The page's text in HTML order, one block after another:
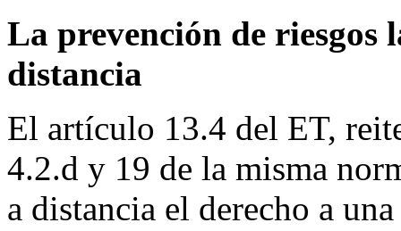
La prevención de riesgos
distancia
El artículo 13.4 del ET,
4.2.d y 19 de la misma
a distancia el derecho a